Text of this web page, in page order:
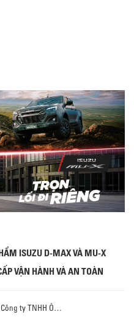
ISUZU D-MAX VÀ MU-X
VẬN HÀNH VÀ AN TOÀN
ty TNHH Ô…